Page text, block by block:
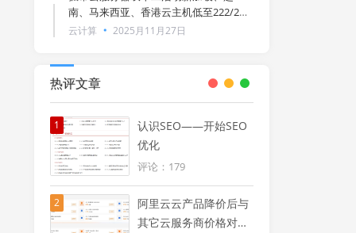
南、马来西亚、香港云主机低至222/2年
（附狐蒂云用户须知服务条款）
云计算 2025月11月27日
热评文章
1
认识SEO——开始SEO
优化
评论：179
2
阿里云云产品降价后与
其它云服务商价格对比